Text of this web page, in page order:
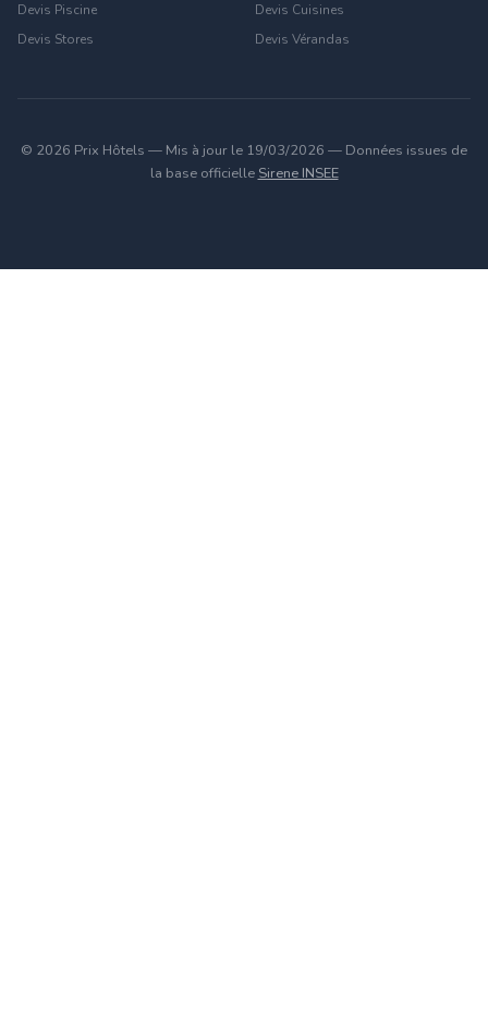
Devis Piscine
Devis Cuisines
Devis Stores
Devis Vérandas
© 2026 Prix Hôtels — Mis à jour le 19/03/2026 — Données issues de
la base officielle Sirene INSEE